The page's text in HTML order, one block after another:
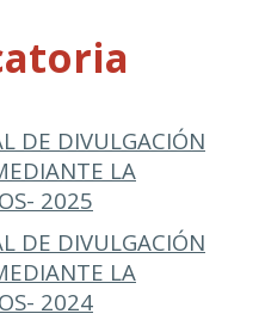
DE DIVULGACIÓN
LA
2025
DE DIVULGACIÓN
LA
2024